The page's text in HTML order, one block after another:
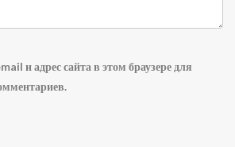
и адрес сайта в этом браузере для